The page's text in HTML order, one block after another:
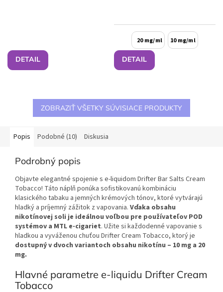
DETAIL DETAIL
20 mg/ml 10 mg/ml
ZOBRAZIŤ VŠETKY SÚVISIACE PRODUKTY
Popis Podobné (10) Diskusia
Podrobný popis
Objavte elegantné spojenie s e-liquidom Drifter Bar Salts Cream
Tobacco! Táto náplň ponúka sofistikovanú kombináciu
klasického tabaku a jemných krémových tónov, ktoré vytvárajú
hladký a príjemný zážitok z vapovania. Vďaka obsahu
nikotínovej soli je ideálnou voľbou pre používateľov POD
systémov a MTL e-cigariet. Užite si každodenné vapovanie s
hladkou a vyváženou chuťou Drifter Cream Tobacco, ktorý je
dostupný v dvoch variantoch obsahu nikotínu – 10 mg a 20
mg.
Hlavné parametre e-liquidu Drifter Cream
Tobacco